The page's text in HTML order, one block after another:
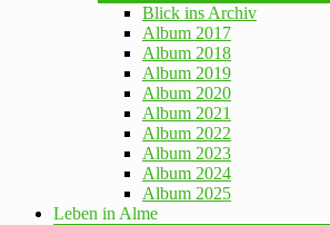
Blick ins Archiv
Album 2017
Album 2018
Album 2019
Album 2020
Album 2021
Album 2022
Album 2023
Album 2024
Album 2025
Leben in Alme